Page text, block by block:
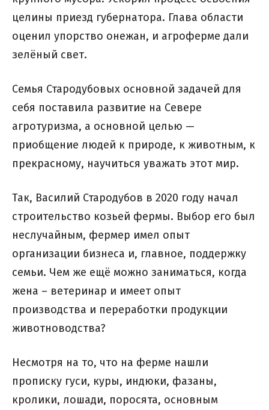
целины приезд губернатора. Глава области
оценил упорство онежан, и агроферме дали
зелёный свет.
Семья Стародубовых основной задачей для
себя поставила развитие на Севере
агротуризма, а основной целью —
приобщение людей к природе, к животным, к
прекрасному, научиться уважать этот мир.
Так, Василий Стародубов в 2020 году начал
строительство козьей фермы. Выбор его был
неслучайным, фермер имел опыт
организации бизнеса и, главное, поддержку
семьи. Чем же ещё можно заниматься, когда
жена – ветеринар и имеет опыт
производства и переработки продукции
животноводства?
Несмотря на то, что на ферме нашли
прописку гуси, куры, индюки, фазаны,
кролики, лошади, поросята, основным